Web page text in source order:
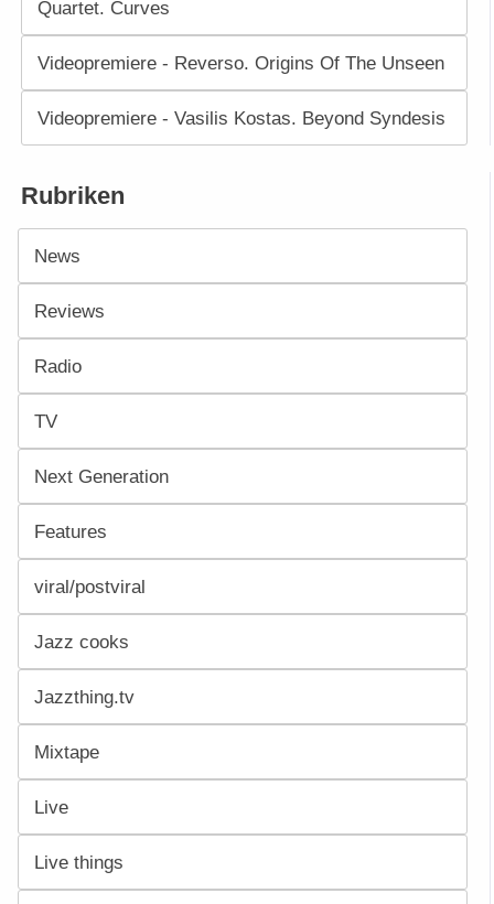
Quartet. Curves
Videopremiere - Reverso. Origins Of The Unseen
Videopremiere - Vasilis Kostas. Beyond Syndesis
Rubriken
News
Reviews
Radio
TV
Next Generation
Features
viral/postviral
Jazz cooks
Jazzthing.tv
Mixtape
Live
Live things